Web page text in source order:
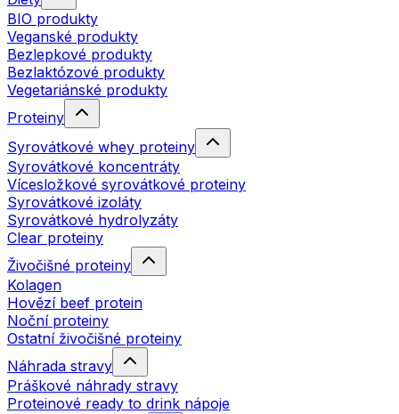
BIO produkty
Veganské produkty
Bezlepkové produkty
Bezlaktózové produkty
Vegetariánské produkty
Proteiny
Syrovátkové whey proteiny
Syrovátkové koncentráty
Vícesložkové syrovátkové proteiny
Syrovátkové izoláty
Syrovátkové hydrolyzáty
Clear proteiny
Živočišné proteiny
Kolagen
Hovězí beef protein
Noční proteiny
Ostatní živočišné proteiny
Náhrada stravy
Práškové náhrady stravy
Proteinové ready to drink nápoje